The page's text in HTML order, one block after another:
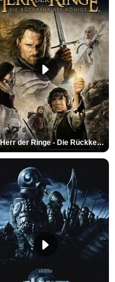
Der Herr der Ringe - Die Rückkehr des Königs Trailer OV